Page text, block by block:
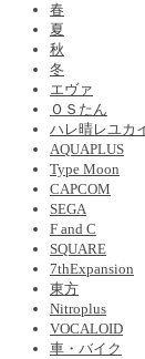
春
夏
秋
冬
エヴァ
ＯＳたん
ハレ晴レユカ
AQUAPLUS
Type Moon
CAPCOM
SEGA
F and C
SQUARE
7thExpansion
東方
Nitroplus
VOCALOID
車・バイク